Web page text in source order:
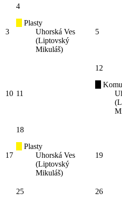
3
4
Plasty
Uhorská Ves
(Liptovský
Mikuláš)
5
10 11
12
17
18
Plasty
Uhorská Ves
(Liptovský
Mikuláš)
19
25
26